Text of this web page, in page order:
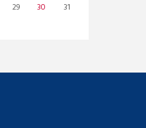
29 30 31